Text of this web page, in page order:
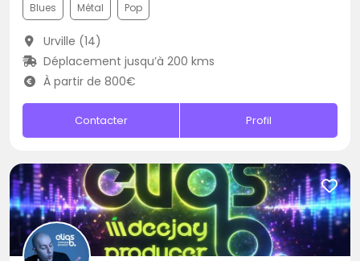
Blues Métal Pop
Urville (14)
Déplacement jusqu’à 200 kms
À partir de 800€
Contacter Profil